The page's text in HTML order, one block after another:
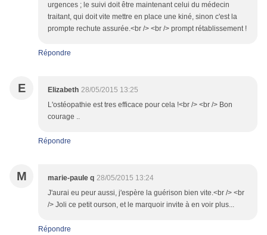
urgences ; le suivi doit être maintenant celui du médecin
traitant, qui doit vite mettre en place une kiné, sinon c'est la
prompte rechute assurée.<br /> <br /> prompt rétablissement !
Répondre
E Elizabeth 28/05/2015 13:25
L'ostéopathie est tres efficace pour cela !<br /> <br /> Bon
courage ..
Répondre
M marie-paule q 28/05/2015 13:24
J'aurai eu peur aussi, j'espère la guérison bien vite.<br /> <br
/> Joli ce petit ourson, et le marquoir invite à en voir plus...
Répondre